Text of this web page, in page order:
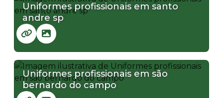
Uniformes profissionais em santo
andre sp
Uniformes profissionais em são
bernardo do campo